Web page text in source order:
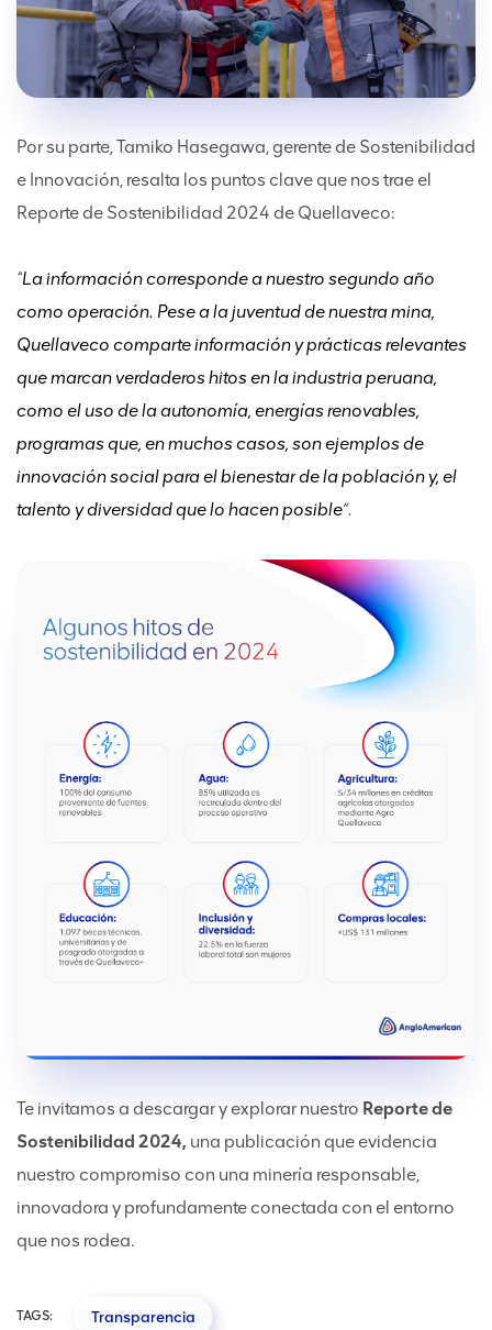
Por su parte, Tamiko Hasegawa, gerente de Sostenibilidad
e Innovación, resalta los puntos clave que nos trae el
Reporte de Sostenibilidad 2024 de Quellaveco:
“La información corresponde a nuestro segundo año
como operación. Pese a la juventud de nuestra mina,
Quellaveco comparte información y prácticas relevantes
que marcan verdaderos hitos en la industria peruana,
como el uso de la autonomía, energías renovables,
programas que, en muchos casos, son ejemplos de
innovación social para el bienestar de la población y, el
talento y diversidad que lo hacen posible”.
Te invitamos a descargar y explorar nuestro Reporte de
Sostenibilidad 2024, una publicación que evidencia
nuestro compromiso con una minería responsable,
innovadora y profundamente conectada con el entorno
que nos rodea.
TAGS: Transparencia